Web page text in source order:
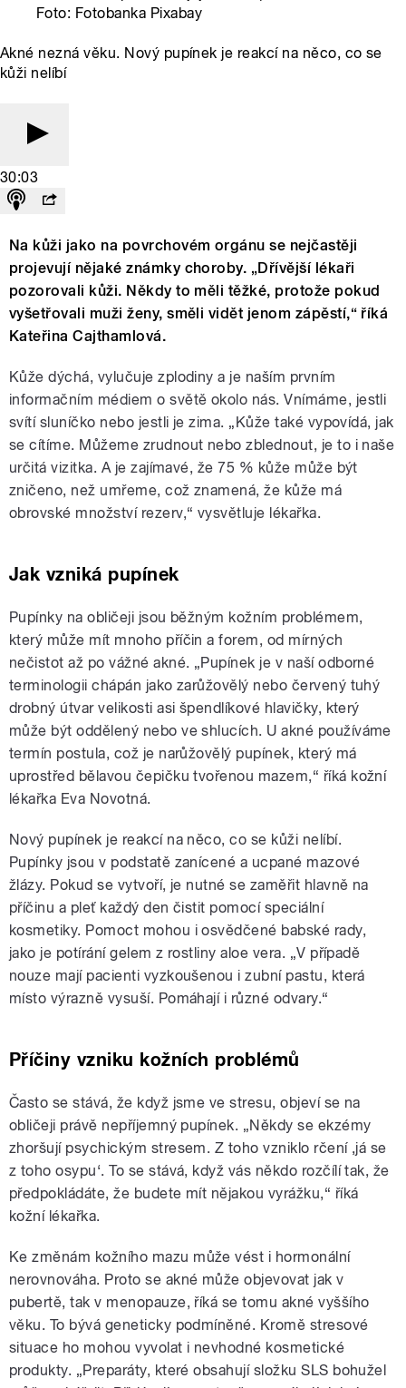
Foto: Fotobanka Pixabay
Akné nezná věku. Nový pupínek je reakcí na něco, co se
kůži nelíbí
30:03
Na kůži jako na povrchovém orgánu se nejčastěji
projevují nějaké známky choroby. „Dřívější lékaři
pozorovali kůži. Někdy to měli těžké, protože pokud
vyšetřovali muži ženy, směli vidět jenom zápěstí,“ říká
Kateřina Cajthamlová.
Kůže dýchá, vylučuje zplodiny a je naším prvním
informačním médiem o světě okolo nás. Vnímáme, jestli
svítí sluníčko nebo jestli je zima. „Kůže také vypovídá, jak
se cítíme. Můžeme zrudnout nebo zblednout, je to i naše
určitá vizitka. A je zajímavé, že 75 % kůže může být
zničeno, než umřeme, což znamená, že kůže má
obrovské množství rezerv,“ vysvětluje lékařka.
Jak vzniká pupínek
Pupínky na obličeji jsou běžným kožním problémem,
který může mít mnoho příčin a forem, od mírných
nečistot až po vážné akné. „Pupínek je v naší odborné
terminologii chápán jako zarůžovělý nebo červený tuhý
drobný útvar velikosti asi špendlíkové hlavičky, který
může být oddělený nebo ve shlucích. U akné používáme
termín postula, což je narůžovělý pupínek, který má
uprostřed bělavou čepičku tvořenou mazem,“ říká kožní
lékařka Eva Novotná.
Nový pupínek je reakcí na něco, co se kůži nelíbí.
Pupínky jsou v podstatě zanícené a ucpané mazové
žlázy. Pokud se vytvoří, je nutné se zaměřit hlavně na
příčinu a pleť každý den čistit pomocí speciální
kosmetiky. Pomoct mohou i osvědčené babské rady,
jako je potírání gelem z rostliny aloe vera. „V případě
nouze mají pacienti vyzkoušenou i zubní pastu, která
místo výrazně vysuší. Pomáhají i různé odvary.“
Příčiny vzniku kožních problémů
Často se stává, že když jsme ve stresu, objeví se na
obličeji právě nepříjemný pupínek. „Někdy se ekzémy
zhoršují psychickým stresem. Z toho vzniklo rčení ‚já se
z toho osypu‘. To se stává, když vás někdo rozčílí tak, že
předpokládáte, že budete mít nějakou vyrážku,“ říká
kožní lékařka.
Ke změnám kožního mazu může vést i hormonální
nerovnováha. Proto se akné může objevovat jak v
pubertě, tak v menopauze, říká se tomu akné vyššího
věku. To bývá geneticky podmíněné. Kromě stresové
situace ho mohou vyvolat i nevhodné kosmetické
produkty. „Preparáty, které obsahují složku SLS bohužel